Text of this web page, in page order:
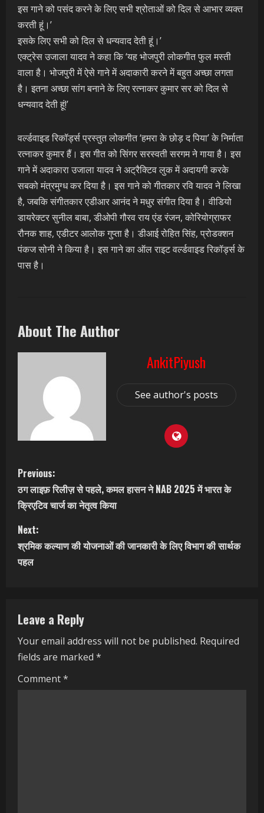
इस गाने को पसंद करने के लिए सभी श्रोताओं को दिल से आभार व्यक्त
करती हूं।’
इसके लिए सभी को दिल से धन्यवाद देती हूं।’
एक्ट्रेस उजाला यादव ने कहा कि ‘यह भोजपुरी लोकगीत फुल मस्ती
वाला है। भोजपुरी में ऐसे गाने में अदाकारी करने में बहुत अच्छा लगता
है। इतना अच्छा सांग बनाने के लिए रत्नाकर कुमार सर को दिल से
धन्यवाद देती हूं!’
वर्ल्डवाइड रिकॉर्ड्स प्रस्तुत लोकगीत ‘हमरा के छोड़ द पिया’ के निर्माता
रत्नाकर कुमार हैं। इस गीत को सिंगर सरस्वती सरगम ने गाया है। इस
गाने में अदाकारा उजाला यादव ने अट्रैक्टिव लुक में अदायगी करके
सबको मंत्रमुग्ध कर दिया है। इस गाने को गीतकार रवि यादव ने लिखा
है, जबकि संगीतकार एडीआर आनंद ने मधुर संगीत दिया है। वीडियो
डायरेक्टर सुनील बाबा, डीओपी गौरव राय एंड रंजन, कोरियोग्राफर
रौनक शाह, एडीटर आलोक गुप्ता है। डीआई रोहित सिंह, प्रोडक्शन
पंकज सोनी ने किया है। इस गाने का ऑल राइट वर्ल्डवाइड रिकॉर्ड्स के
पास है।
About The Author
AnkitPiyush
See author's posts
C
o
n
t
u
e
R
Previous:
ठग लाइफ़ रिलीज़ से पहले, कमल हासन ने NAB 2025 में भारत के
क्रिएटिव चार्ज का नेतृत्व किया
Next:
श्रमिक कल्याण की योजनाओं की जानकारी के लिए विभाग की सार्थक
पहल
Leave a Reply
Your email address will not be published. Required
fields are marked *
Comment*